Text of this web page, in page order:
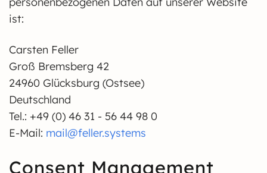
ist:
Carsten Feller
Groß Bremsberg 42
24960 Glücksburg (Ostsee)
Deutschland
Tel.: +49 (0) 46 31 - 56 44 98 0
E-Mail: mail@feller.systems
Consent Management